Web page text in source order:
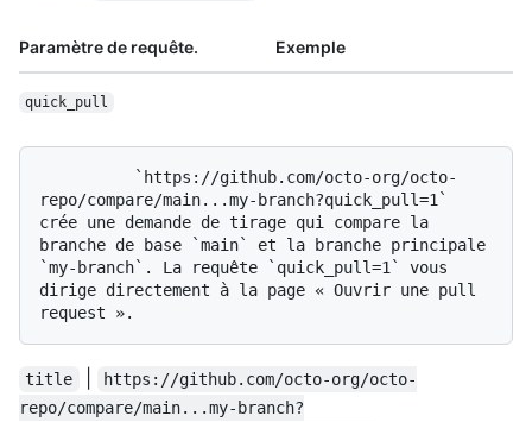
Paramètre de requête. Exemple
quick_pull
repo/compare/main...my-branch?quick_pull=1`
crée une demande de tirage qui compare la
branche de base `main` et la branche principale
`my-branch`. La requête `quick_pull=1` vous
dirige directement à la page « Ouvrir une pull
title
https://github.com/octo-org/octo-
repo/compare/main...my-branch?